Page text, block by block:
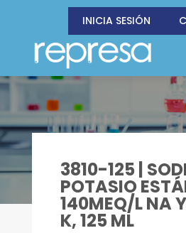
INICIA SESIÓN
3810-125 |
POTASIO
140MEQ/L NA
K, 125 ML